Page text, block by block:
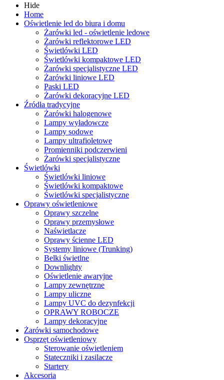
Hide
Home
Oświetlenie led do biura i domu
Żarówki led - oświetlenie ledowe
Żarówki reflektorowe LED
Świetlówki LED
Świetlówki kompaktowe LED
Żarówki specjalistyczne LED
Żarówki liniowe LED
Paski LED
Żarówki dekoracyjne LED
Źródła tradycyjne
Żarówki halogenowe
Lampy wyładowcze
Lampy sodowe
Lampy ultrafioletowe
Promienniki podczerwieni
Żarówki specjalistyczne
Świetlówki
Świetlówki liniowe
Świetlówki kompaktowe
Świetlówki specjalistyczne
Oprawy oświetleniowe
Oprawy szczelne
Oprawy przemysłowe
Naświetlacze
Oprawy ścienne LED
Systemy liniowe (Trunking)
Belki świetlne
Downlighty
Oświetlenie awaryjne
Lampy zewnętrzne
Lampy uliczne
Lampy UVC do dezynfekcji
OPRAWY ROBOCZE
Lampy dekoracyjne
Żarówki samochodowe
Osprzęt oświetleniowy
Sterowanie oświetleniem
Stateczniki i zasilacze
Startery
Akcesoria